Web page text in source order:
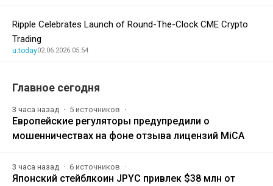
Ripple Celebrates Launch of Round-The-Clock CME Crypto
Trading
u.today02.06.2026 05:54
Главное сегодня
3 часа назад 5 источников
Европейские регуляторы предупредили о
мошенничествах на фоне отзыва лицензий MiCA
3 часа назад 6 источников
Японский стейблкоин JPYC привлек $38 млн от